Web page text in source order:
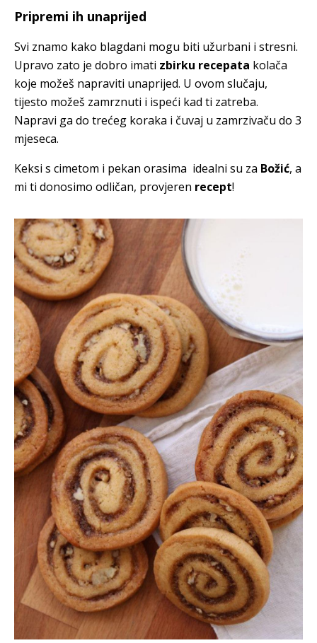
Pripremi ih unaprijed
Svi znamo kako blagdani mogu biti užurbani i stresni.
Upravo zato je dobro imati zbirku recepata kolača
koje možeš napraviti unaprijed. U ovom slučaju,
tijesto možeš zamrznuti i ispeći kad ti zatreba.
Napravi ga do trećeg koraka i čuvaj u zamrzivaču do 3
mjeseca.
Keksi s cimetom i pekan orasima idealni su za Božić, a
mi ti donosimo odličan, provjeren recept!